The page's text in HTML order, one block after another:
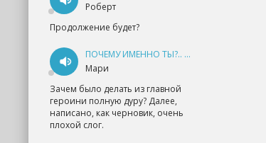
Роберт
Продолжение будет?
ПОЧЕМУ ИМЕННО ТЫ?.. КНИГА 1 - ЕКАТЕРИНА ЮДИНА
Мари
Зачем было делать из главной
героини полную дуру? Далее,
написано, как черновик, очень
плохой слог.